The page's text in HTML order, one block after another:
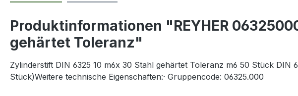
Produktinformationen "REYHER
gehärtet Toleranz"
Zylinderstift DIN 6325 10 m6x 30 Stahl gehärtet Toleranz m6 50 Stück DIN
Stück)Weitere technische Eigenschaften:· Gruppencode: 06325.000